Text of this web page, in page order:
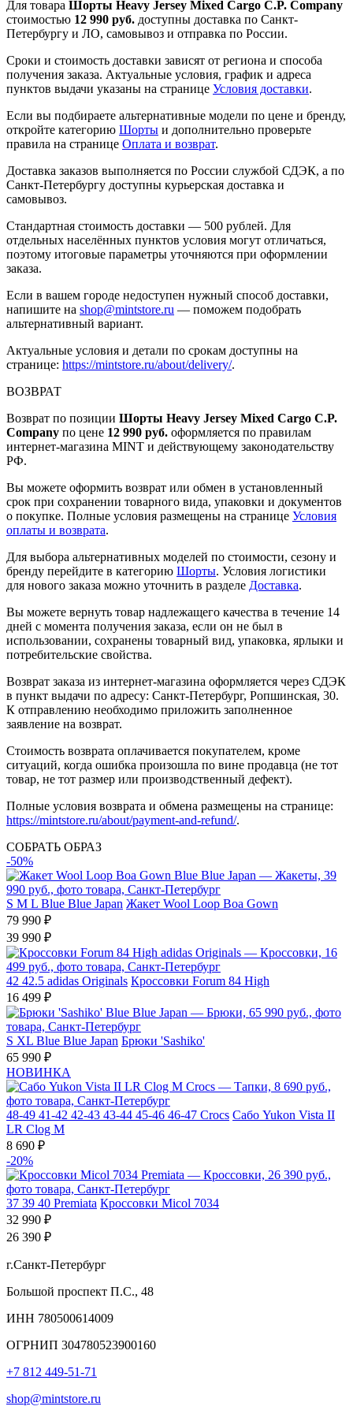
Для товара Шорты Heavy Jersey Mixed Cargo C.P. Company
стоимостью 12 990 руб. доступны доставка по Санкт-
Петербургу и ЛО, самовывоз и отправка по России.
Сроки и стоимость доставки зависят от региона и способа
получения заказа. Актуальные условия, график и адреса
пунктов выдачи указаны на странице Условия доставки.
Если вы подбираете альтернативные модели по цене и бренду,
откройте категорию Шорты и дополнительно проверьте
правила на странице Оплата и возврат.
Доставка заказов выполняется по России службой СДЭК, а по
Санкт-Петербургу доступны курьерская доставка и
самовывоз.
Стандартная стоимость доставки — 500 рублей. Для
отдельных населённых пунктов условия могут отличаться,
поэтому итоговые параметры уточняются при оформлении
заказа.
Если в вашем городе недоступен нужный способ доставки,
напишите на shop@mintstore.ru — поможем подобрать
альтернативный вариант.
Актуальные условия и детали по срокам доступны на
странице: https://mintstore.ru/about/delivery/.
ВОЗВРАТ
Возврат по позиции Шорты Heavy Jersey Mixed Cargo C.P.
Company по цене 12 990 руб. оформляется по правилам
интернет-магазина MINT и действующему законодательству
РФ.
Вы можете оформить возврат или обмен в установленный
срок при сохранении товарного вида, упаковки и документов
о покупке. Полные условия размещены на странице Условия
оплаты и возврата.
Для выбора альтернативных моделей по стоимости, сезону и
бренду перейдите в категорию Шорты. Условия логистики
для нового заказа можно уточнить в разделе Доставка.
Вы можете вернуть товар надлежащего качества в течение 14
дней с момента получения заказа, если он не был в
использовании, сохранены товарный вид, упаковка, ярлыки и
потребительские свойства.
Возврат заказа из интернет-магазина оформляется через СДЭК
в пункт выдачи по адресу: Санкт-Петербург, Ропшинская, 30.
К отправлению необходимо приложить заполненное
заявление на возврат.
Стоимость возврата оплачивается покупателем, кроме
ситуаций, когда ошибка произошла по вине продавца (не тот
товар, не тот размер или производственный дефект).
Полные условия возврата и обмена размещены на странице:
https://mintstore.ru/about/payment-and-refund/.
СОБРАТЬ ОБРАЗ
-50%
S M L Blue Blue Japan Жакет Wool Loop Boa Gown
79 990 ₽
39 990 ₽
42 42.5 adidas Originals Кроссовки Forum 84 High
16 499 ₽
S XL Blue Blue Japan Брюки 'Sashiko'
65 990 ₽
НОВИНКА
48-49 41-42 42-43 43-44 45-46 46-47 Crocs Сабо Yukon Vista II
LR Clog M
8 690 ₽
-20%
37 39 40 Premiata Кроссовки Micol 7034
32 990 ₽
26 390 ₽
г.Санкт-Петербург
Большой проспект П.С., 48
ИНН 780500614009
ОГРНИП 304780523900160
+7 812 449-51-71
shop@mintstore.ru